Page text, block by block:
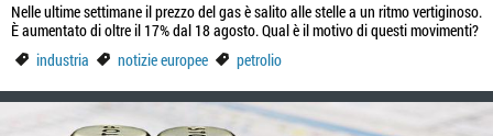
Nelle ultime settimane il prezzo del gas è salito alle stelle a un ritmo vertiginoso.
È aumentato di oltre il 17% dal 18 agosto. Qual è il motivo di questi movimenti?
industria
notizie europee petrolio